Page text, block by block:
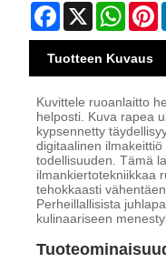
Facebook
X
Tuotteen Kuvaus
Kuvittele ruoanlaitto
helposti. Kuva rapea
kypsennetty
digitaalinen
todellisuuden. Tämä
ilmankiertotekniikkaa
tehokkaasti
Perheillallisista
kulinaariseen